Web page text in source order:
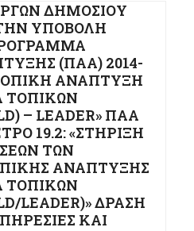
ΔΗΜΟΣΙΟΥ
ΥΠΟΒΟΛΗ
(ΠΑΑ) 2014-
ΑΝΑΠΤΥΞΗ
ΤΟΠΙΚΩΝ
– LEADER» ΠΑΑ
19.2: «ΣΤΗΡΙΞΗ
ΤΩΝ
ΑΝΑΠΤΥΞΗΣ
ΤΟΠΙΚΩΝ
LEADER)» ΔΡΑΣΗ
ΚΑΙ